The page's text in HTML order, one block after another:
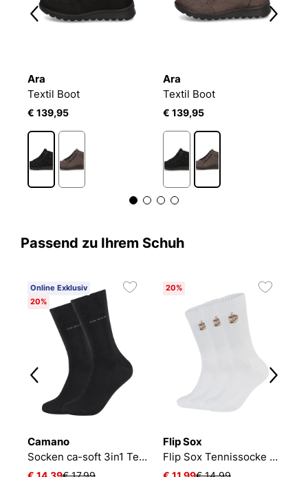
Ara
Textil Boot
€ 139,95
Ara
Textil Boot
€ 139,95
Passend zu Ihrem Schuh
Online Exklusiv
20%
Camano
Socken ca-soft 3in1 Tencel Wolle Bambus
20%
Flip Sox
Flip Sox Tennissocke mit Motiv Flip Sox Tennissocke mit Motiv